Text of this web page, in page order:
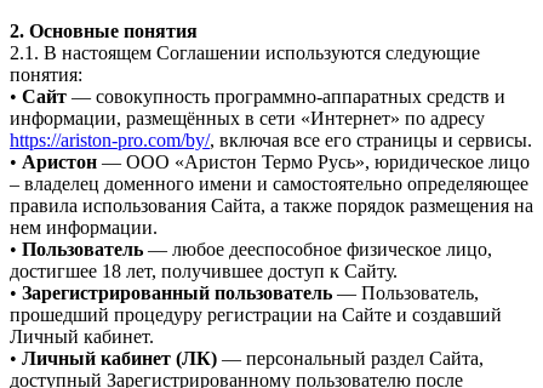
2. Основные понятия
2.1. В настоящем Соглашении используются следующие
понятия:
• Сайт — совокупность программно-аппаратных средств и
информации, размещённых в сети «Интернет» по адресу
https://ariston-pro.com/by/, включая все его страницы и сервисы.
• Аристон — ООО «Аристон Термо Русь», юридическое лицо
– владелец доменного имени и самостоятельно определяющее
правила использования Сайта, а также порядок размещения на
нем информации.
• Пользователь — любое дееспособное физическое лицо,
достигшее 18 лет, получившее доступ к Сайту.
• Зарегистрированный пользователь — Пользователь,
прошедший процедуру регистрации на Сайте и создавший
Личный кабинет.
• Личный кабинет (ЛК) — персональный раздел Сайта,
доступный Зарегистрированному пользователю после